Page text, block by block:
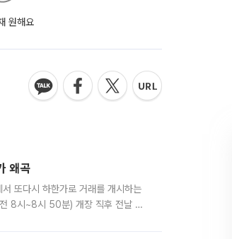
원해요
왜곡
또다시 하한가로 거래를 개시하는
8시~8시 50분) 개장 직후 전날 정